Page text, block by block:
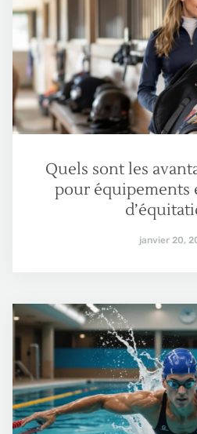
Quels sont les
pour équipements
janvier 20,